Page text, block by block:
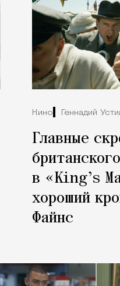
Кино Геннадий
Главные
в «King’s
хороший
Файнс